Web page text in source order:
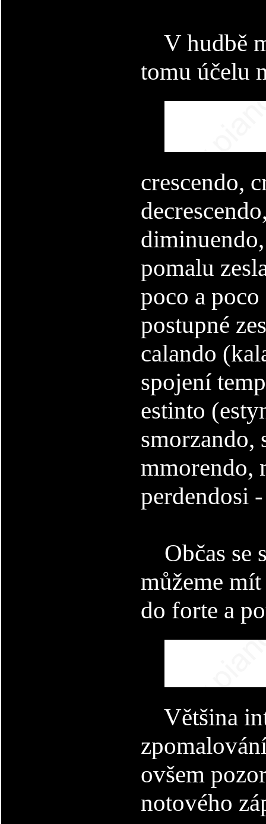
V hudbě
tomu účelu
crescendo,
pomalu
poco a
postupné
calando
spojení
estinto
smorzando,
mmorendo,
perdendosi
Občas se
můžeme
do forte a
Většina
ovšem
notového